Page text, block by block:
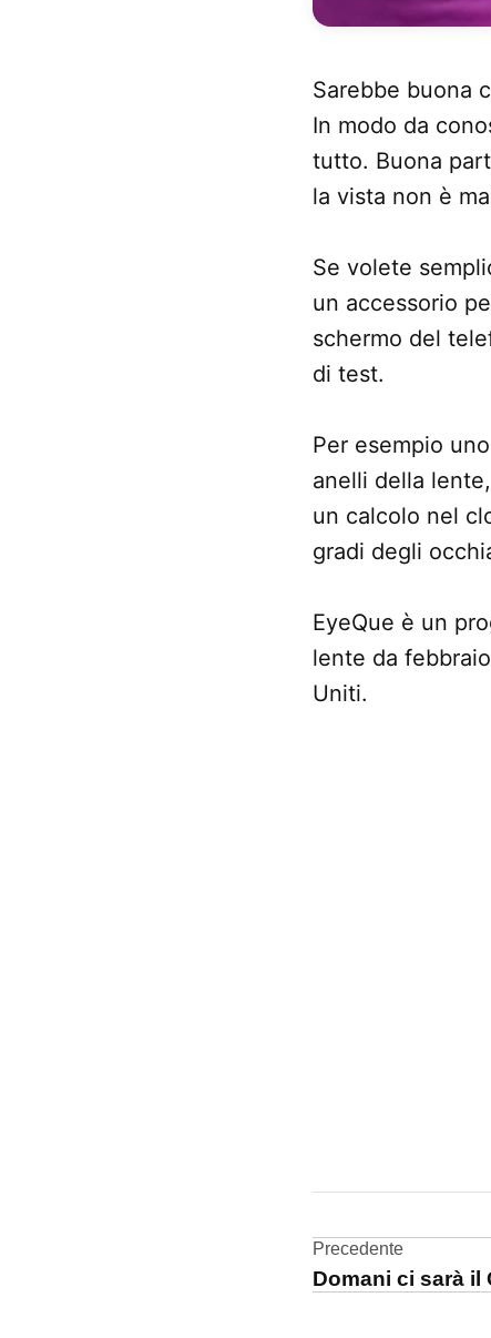
Sarebbe buona
In modo da
tutto. Buona
la vista non è
Se volete
un accessorio
schermo del
di test.
Per esempio
anelli della
un calcolo nel
gradi degli
EyeQue è un
lente da
Uniti.
iPhone
articoli
Precedente
Domani ci sarà il